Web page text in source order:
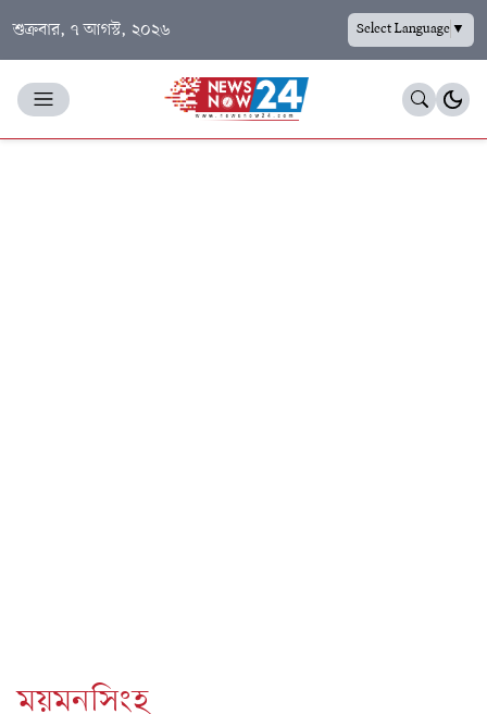
শুক্রবার, ৭ আগস্ট, ২০২৬ Select Language▼
ময়মনসিংহ